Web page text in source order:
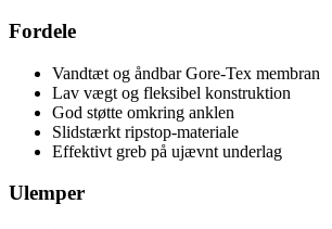
Fordele
Vandtæt og åndbar Gore-Tex membran
Lav vægt og fleksibel konstruktion
God støtte omkring anklen
Slidstærkt ripstop-materiale
Effektivt greb på ujævnt underlag
Ulemper